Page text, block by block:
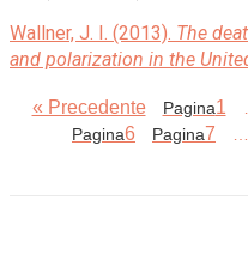
Wallner, J. I. (2013). The
and polarization in the
« Precedente Pagina1
Pagina6 Pagina7